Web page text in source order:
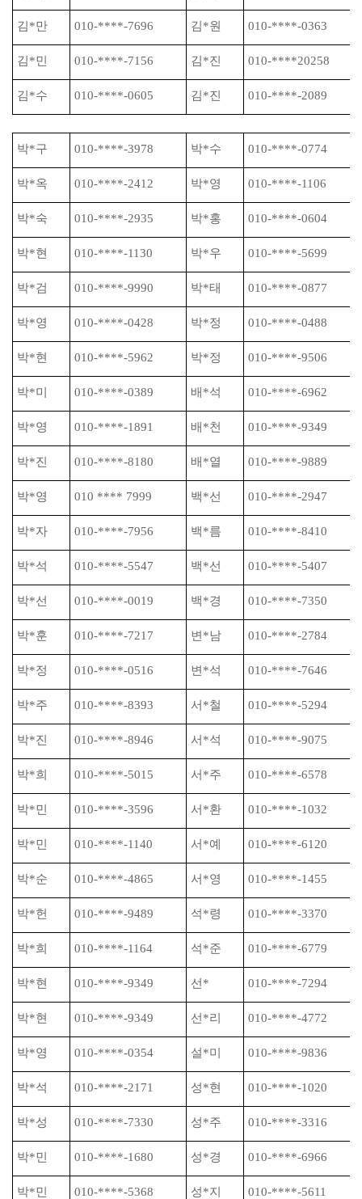
김*만 010-****-7696 김*원 010-****-0363
김*민 010-****-7156 김*진 010-****20258
김*수 010-****-0605 김*진 010-****-2089
박*구 010-****-3978 박*수 010-****-0774
박*옥 010-****-2412 박*영 010-****-1106
박*숙 010-****-2935 박*홍 010-****-0604
박*현 010-****-1130 박*우 010-****-5699
박*검 010-****-9990 박*태 010-****-0877
박*영 010-****-0428 박*정 010-****-0488
박*현 010-****-5962 박*정 010-****-9506
박*미 010-****-0389 배 *석 010-****-6962
박*영 010-****-1891 배 *천 010-****-9349
박*진 010-****-8180 배 *열 010-****-9889
박*영 010 **** 7999 백*선 010-****-2947
박*자 010-****-7956 백*름 010-****-8410
박*석 010-****-5547 백*선 010-****-5407
박*선 010-****-0019 백*경 010-****-7350
박*훈 010-****-7217 변*남 010-****-2784
박*정 010-****-0516 변*석 010-****-7646
박*주 010-****-8393 서 *철 010-****-5294
박*진 010-****-8946 서 *석 010-****-9075
박*희 010-****-5015 서 *주 010-****-6578
박*민 010-****-3596 서 *환 010-****-1032
박*민 010-****-1140 서 *예 010-****-6120
박*순 010-****-4865 서 *영 010-****-1455
박*헌 010-****-9489 석*령 010-****-3370
박*희 010-****-1164 석*준 010-****-6779
박*현 010-****-9349 선* 010-****-7294
박*현 010-****-9349 선*리 010-****-4772
박*영 010-****-0354 설*미 010-****-9836
박*석 010-****-2171 성*현 010-****-1020
박*성 010-****-7330 성*주 010-****-3316
박*민 010-****-1680 성*경 010-****-6966
박*민 010-****-5368 성*지 010-****-5611